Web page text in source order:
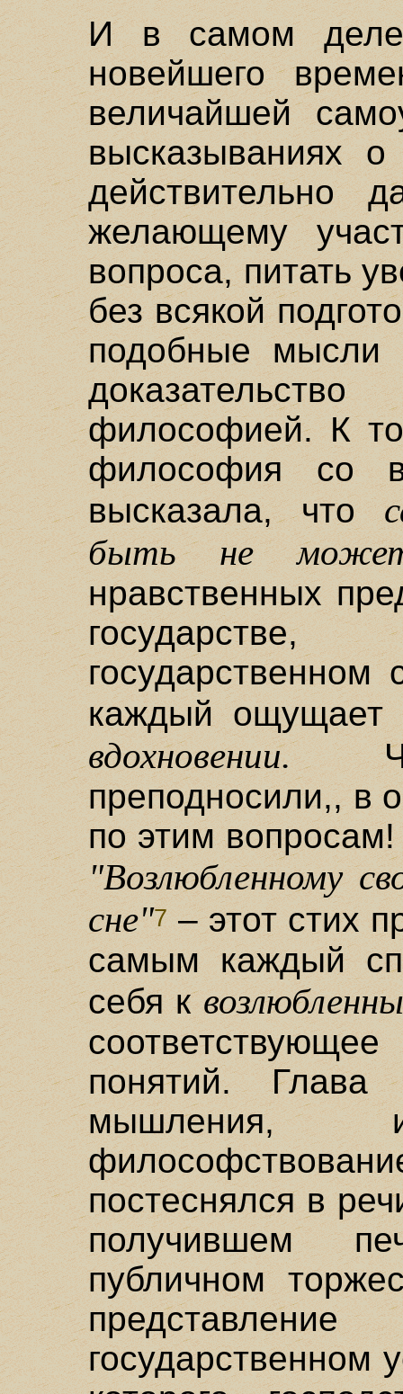
И в самом
новейшего
величайшей
высказываниях о
действительно
желающему
вопроса, питать
без всякой
подобные
философией. К
философия со
высказала, что
быть не
нравственных
государственном
каждый ощущает
вдохновении.
преподносили,, в
по этим
"Возлюбленному
сне"7 – этот стих
самым каждый
себя к
понятий. Глава
мышления,
постеснялся в
получившем
публичном
государственном